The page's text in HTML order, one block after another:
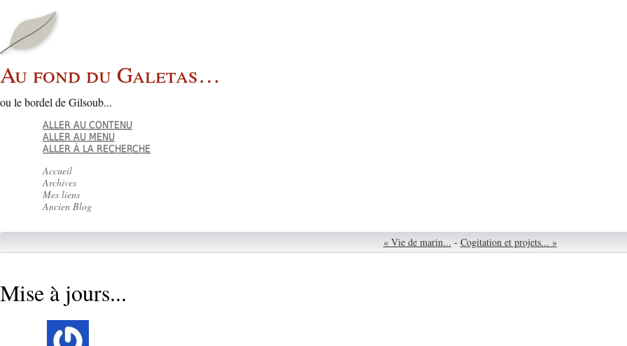
Au fond du Galetas…
ou le bordel de Gilsoub...
ALLER AU CONTENU
ALLER AU MENU
ALLER À LA RECHERCHE
Accueil
Archives
Mes liens
Ancien Blog
« Vie de marin... - Cogitation et projets... »
Mise à jours...